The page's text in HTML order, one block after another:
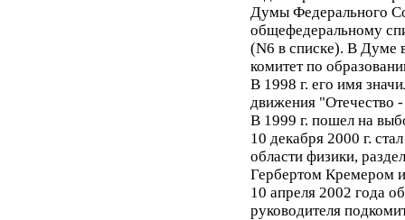
Думы Федерального
общефедеральному
(N6 в списке). В
комитет по
В 1998 г. его имя
движения "Отечество
В 1999 г. пошел на
10 декабря 2000 г.
области физики,
Гербертом Кремером
10 апреля 2002 года
руководителя